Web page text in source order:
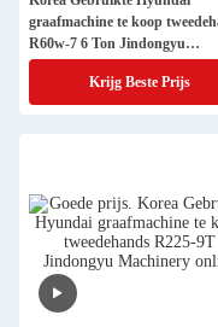
graafmachine te koop
R60w-7 6 Ton Jindongyu
Machinery
Krijg Beste Prijs